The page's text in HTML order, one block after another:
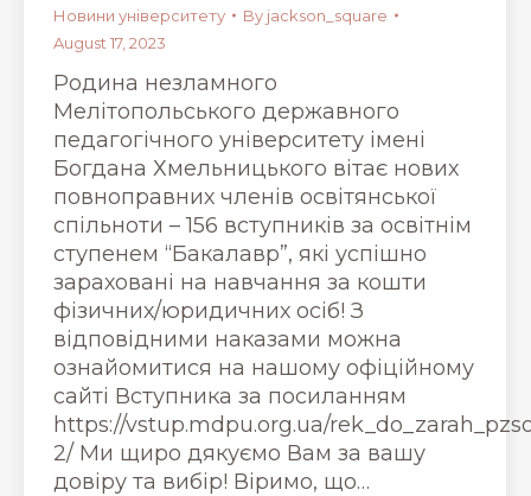
Новини університету By jackson_square
August 17, 2023
Родина незламного
Мелітопольського державного
педагогічного університету імені
Богдана Хмельницького вітає нових
повноправних членів освітянської
спільноти – 156 вступників за освітнім
ступенем “Бакалавр”, які успішно
зараховані на навчання за кошти
фізичних/юридичних осіб! З
відповідними наказами можна
ознайомитися на нашому офіційному
сайті Вступника за посиланням
https://vstup.mdpu.org.ua/
2/ Ми щиро дякуємо Вам за вашу
довіру та вибір! Віримо, що…